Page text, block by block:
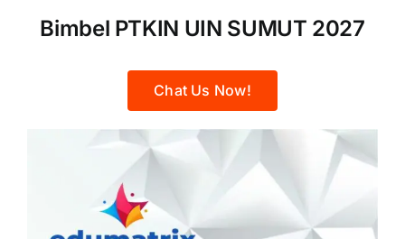
Bimbel PTKIN UIN SUMUT 2027
Chat Us Now!